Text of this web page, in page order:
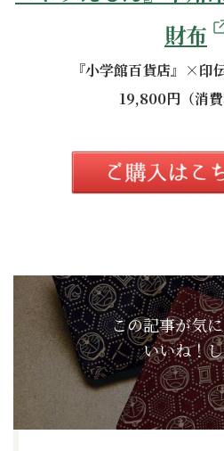
財布
『小学館百貨店』×印
19,800円（消費
この記事が気
いいね！